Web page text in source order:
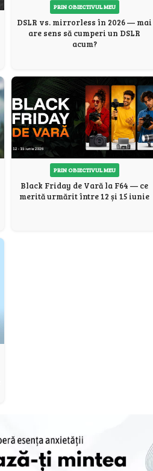
PRIN OBIECTIVUL MEU
DSLR vs. mirrorless în 2026 — mai
are sens să cumperi un DSLR
acum?
PRIN OBIECTIVUL MEU
Black Friday de Vară la F64 — ce
merită urmărit între 12 și 15 iunie